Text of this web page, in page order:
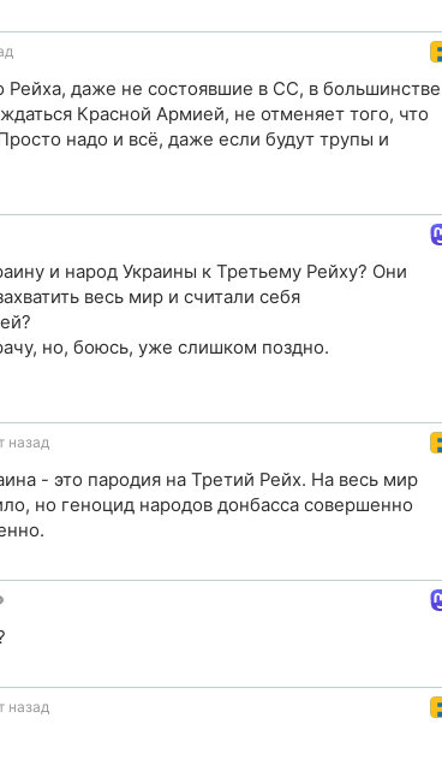
Рейха, даже не состоявшие в СС, в большинстве
Красной Армией, не отменяет того, что
надо и всё, даже если будут трупы и
и народ Украины к Третьему Рейху? Они
весь мир и считали себя
но, боюсь, уже слишком поздно.
назад
- это пародия на Третий Рейх. На весь мир
но геноцид народов донбасса совершенно
назад